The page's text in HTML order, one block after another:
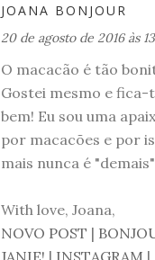
JOANA BONJOUR
20 de agosto de 2016 às
O macacão é tão
Gostei mesmo e fica-
bem! Eu sou uma
por macacões e por
mais nunca é
With love, Joana,
NOVO POST |
JANIE! | INSTAGRAM |